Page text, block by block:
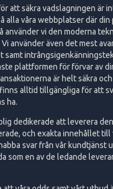
att säkra vadslagningen är
alla våra webbplatser där din
använder vi den moderna
Vi använder även det mest
samt
plattformen för förvar av
är helt säkra
alltid tillgängliga för att
ha.
dedikerade att leverera
och exakta innehållet till
svar från vår kundtjänst
som en av de ledande